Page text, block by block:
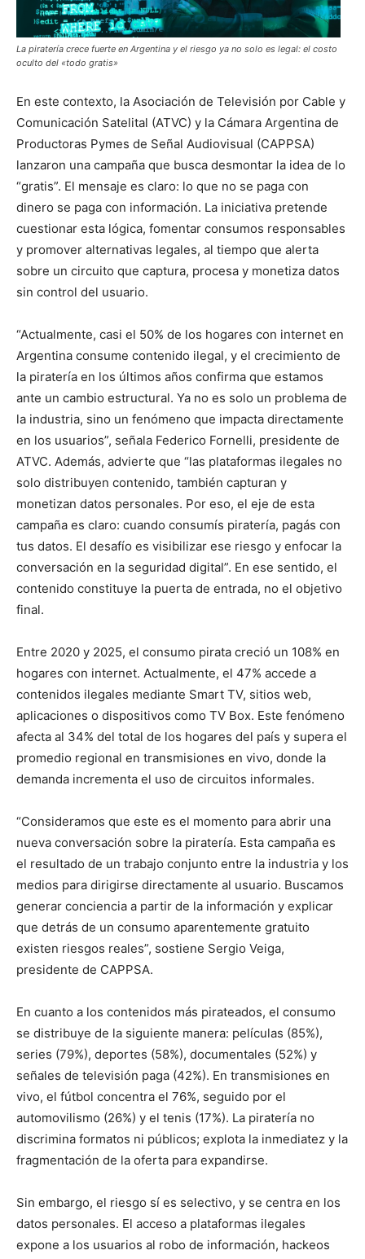
La piratería crece fuerte en Argentina y el riesgo ya no solo es legal: el costo
oculto del «todo gratis»
En este contexto, la Asociación de Televisión por Cable y
Comunicación Satelital (ATVC) y la Cámara Argentina de
Productoras Pymes de Señal Audiovisual (CAPPSA)
lanzaron una campaña que busca desmontar la idea de lo
“gratis”. El mensaje es claro: lo que no se paga con
dinero se paga con información. La iniciativa pretende
cuestionar esta lógica, fomentar consumos responsables
y promover alternativas legales, al tiempo que alerta
sobre un circuito que captura, procesa y monetiza datos
sin control del usuario.
“Actualmente, casi el 50% de los hogares con internet en
Argentina consume contenido ilegal, y el crecimiento de
la piratería en los últimos años confirma que estamos
ante un cambio estructural. Ya no es solo un problema de
la industria, sino un fenómeno que impacta directamente
en los usuarios”, señala Federico Fornelli, presidente de
ATVC. Además, advierte que “las plataformas ilegales no
solo distribuyen contenido, también capturan y
monetizan datos personales. Por eso, el eje de esta
campaña es claro: cuando consumís piratería, pagás con
tus datos. El desafío es visibilizar ese riesgo y enfocar la
conversación en la seguridad digital”. En ese sentido, el
contenido constituye la puerta de entrada, no el objetivo
final.
Entre 2020 y 2025, el consumo pirata creció un 108% en
hogares con internet. Actualmente, el 47% accede a
contenidos ilegales mediante Smart TV, sitios web,
aplicaciones o dispositivos como TV Box. Este fenómeno
afecta al 34% del total de los hogares del país y supera el
promedio regional en transmisiones en vivo, donde la
demanda incrementa el uso de circuitos informales.
“Consideramos que este es el momento para abrir una
nueva conversación sobre la piratería. Esta campaña es
el resultado de un trabajo conjunto entre la industria y los
medios para dirigirse directamente al usuario. Buscamos
generar conciencia a partir de la información y explicar
que detrás de un consumo aparentemente gratuito
existen riesgos reales”, sostiene Sergio Veiga,
presidente de CAPPSA.
En cuanto a los contenidos más pirateados, el consumo
se distribuye de la siguiente manera: películas (85%),
series (79%), deportes (58%), documentales (52%) y
señales de televisión paga (42%). En transmisiones en
vivo, el fútbol concentra el 76%, seguido por el
automovilismo (26%) y el tenis (17%). La piratería no
discrimina formatos ni públicos; explota la inmediatez y la
fragmentación de la oferta para expandirse.
Sin embargo, el riesgo sí es selectivo, y se centra en los
datos personales. El acceso a plataformas ilegales
expone a los usuarios al robo de información, hackeos